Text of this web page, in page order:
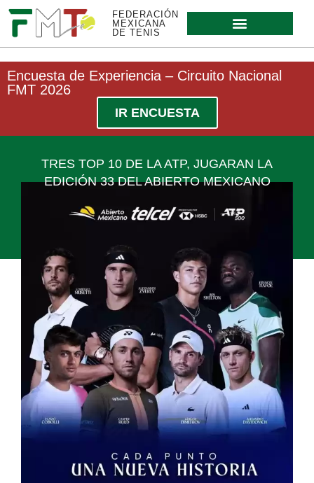
FEDERACIÓN
MEXICANA
DE TENIS
Encuesta de Experiencia – Circuito Nacional
FMT 2026
IR ENCUESTA
TRES TOP 10 DE LA ATP, JUGARAN LA
EDICIÓN 33 DEL ABIERTO MEXICANO